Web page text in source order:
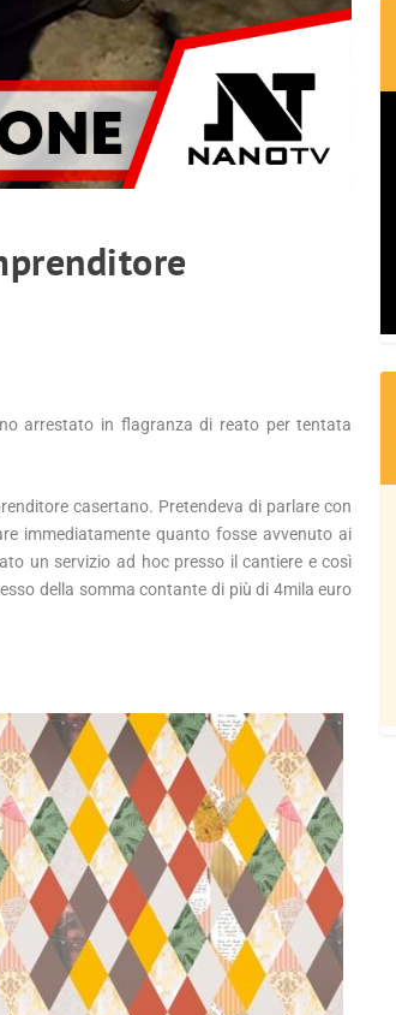
arrestato in flagranza di reato per tentata
casertano. Pretendeva di parlare con
immediatamente quanto fosse avvenuto ai
un servizio ad hoc presso il cantiere e così
della somma contante di più di 4mila euro